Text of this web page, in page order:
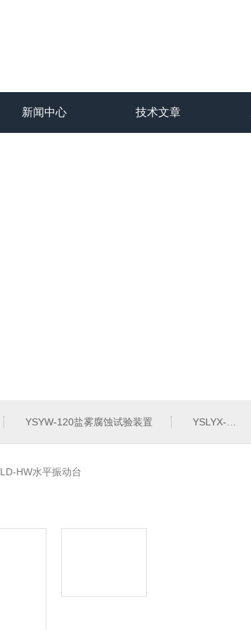
新闻中心 技术文章
YSYW-120盐雾腐蚀试验装置 YSLYX-010防水试验设备
LD-HW水平振动台